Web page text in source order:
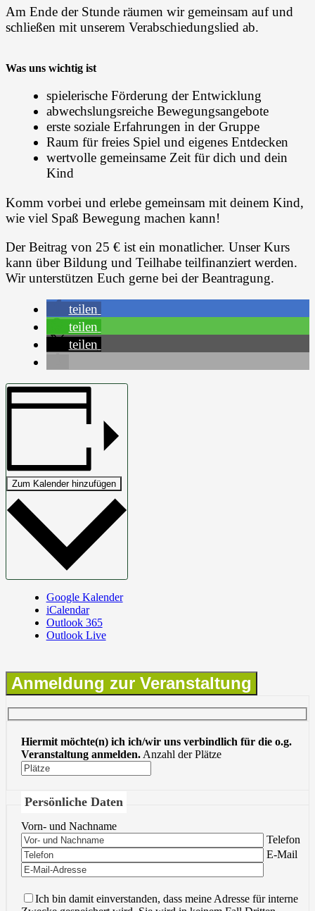
Am Ende der Stunde räumen wir gemeinsam auf und
schließen mit unserem Verabschiedungslied ab.
Was uns wichtig ist
spielerische Förderung der Entwicklung
abwechslungsreiche Bewegungsangebote
erste soziale Erfahrungen in der Gruppe
Raum für freies Spiel und eigenes Entdecken
wertvolle gemeinsame Zeit für dich und dein
Kind
Komm vorbei und erlebe gemeinsam mit deinem Kind,
wie viel Spaß Bewegung machen kann!
Der Beitrag von 25 € ist ein monatlicher. Unser Kurs
kann über Bildung und Teilhabe teilfinanziert werden.
Wir unterstützen Euch gerne bei der Beantragung.
teilen
teilen
teilen
Zum Kalender hinzufügen
Google Kalender
iCalendar
Outlook 365
Outlook Live
Anmeldung zur Veranstaltung
Hiermit möchte(n) ich ich/wir uns verbindlich für die o.g.
Veranstaltung anmelden. Anzahl der Plätze
Persönliche Daten
Vorn- und Nachname
Bitte lasse
Telefon
Bitte lasse
E-Mail
Ich bin damit einverstanden, dass meine Adresse für interne